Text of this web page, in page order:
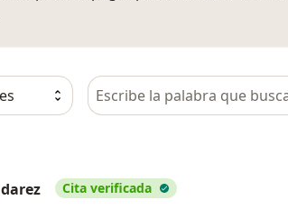
Busca en opiniones
Cita verificada